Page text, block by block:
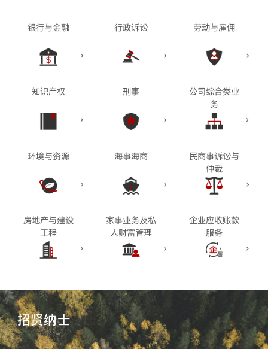
银行与金融 行政诉讼 劳动与雇佣
知识产权 刑事
公司综合类业
务
环境与资源 海事海商
民商事诉讼与
仲裁
房地产与建设
工程
家事业务及私
人财富管理
企业应收账款
服务
招贤纳士